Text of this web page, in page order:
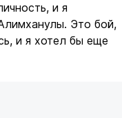
и я
Это бой,
и я хотел бы еще